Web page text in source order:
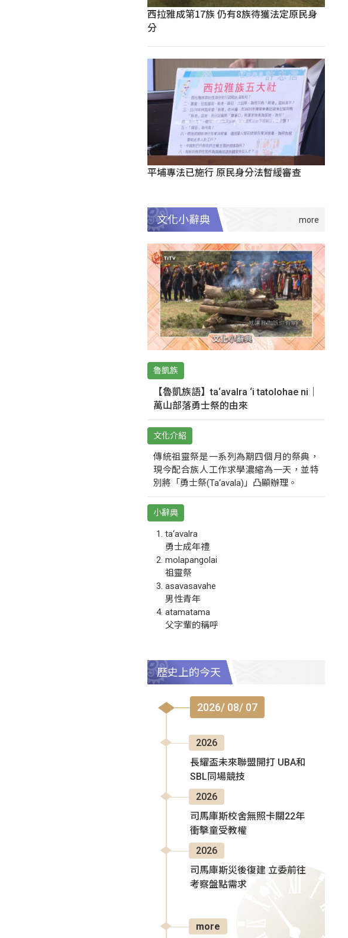
西拉雅成第17族 仍有8族待獲法定原民身
分
平埔專法已施行 原民身分法暫緩審查
文化小辭典
魯凱族
【魯凱族語】ta‘avalra ‘i tatolohae ni｜
萬山部落勇士祭的由來
文化介紹
傳統祖靈祭是一系列為期四個月的祭典，
現今配合族人工作求學濃縮為一天，並特
別將「勇士祭(Ta‘avala)」凸顯辦理。
小辭典
ta‘avalra
勇士成年禮
molapangolai
祖靈祭
asavasavahe
男性青年
atamatama
父字輩的稱呼
歷史上的今天
2026/ 08/ 07
2026
長耀盃未來聯盟開打 UBA和
SBL同場競技
2026
司馬庫斯校舍無照卡關22年
衝擊童受教權
2026
司馬庫斯災後復建 立委前往
考察盤點需求
more